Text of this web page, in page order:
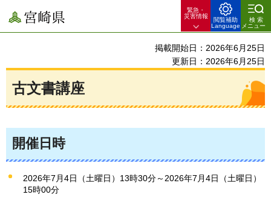
宮崎県
緊急・
災害情報
閲覧補助
Language
検索
メニュー
掲載開始日：2026年6月25日
更新日：2026年6月25日
古文書講座
開催日時
2026年7月4日（土曜日）13時30分～2026年7月4日（土曜日）
15時00分